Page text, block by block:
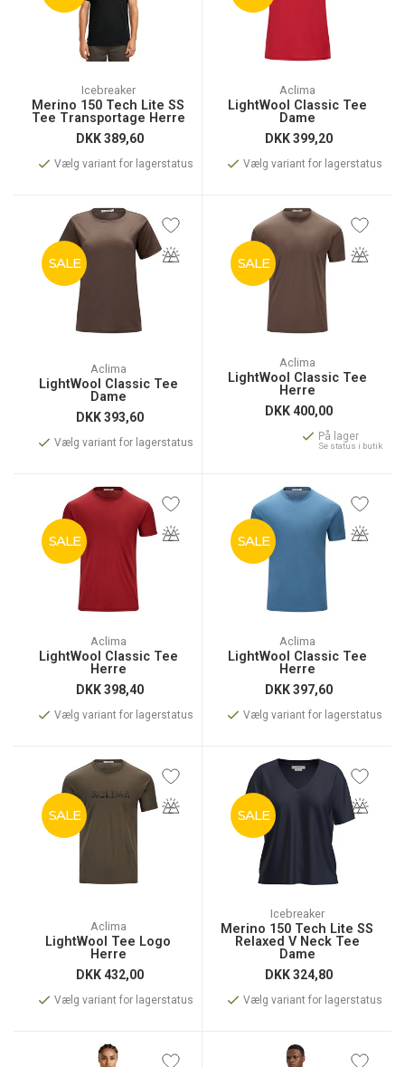
Icebreaker
Merino 150 Tech Lite SS
Tee Transportage Herre
DKK389,60
Vælg variant for lagerstatus
Aclima
LightWool Classic Tee
Dame
DKK399,20
Vælg variant for lagerstatus
SALE
Aclima
LightWool Classic Tee
Dame
DKK393,60
Vælg variant for lagerstatus
SALE
Aclima
LightWool Classic Tee
Herre
DKK400,00
På lager
Se status i butik
SALE
Aclima
LightWool Classic Tee
Herre
DKK398,40
Vælg variant for lagerstatus
SALE
Aclima
LightWool Classic Tee
Herre
DKK397,60
Vælg variant for lagerstatus
SALE
Aclima
LightWool Tee Logo
Herre
DKK432,00
Vælg variant for lagerstatus
SALE
Icebreaker
Merino 150 Tech Lite SS
Relaxed V Neck Tee
Dame
DKK324,80
Vælg variant for lagerstatus